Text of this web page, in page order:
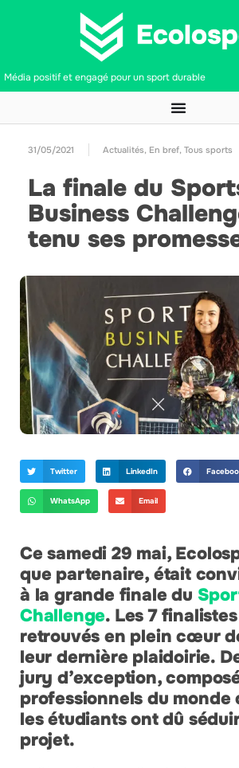
Média positif et engagé pour un sport durable
31/05/2021 Actualités, En bref, Tous sports
La finale du
Business
tenu ses
Twitter LinkedIn
WhatsApp Email
Ce samedi 29 mai,
que partenaire, était
à la grande finale du
Challenge. Les 7
retrouvés en plein cœur
leur dernière plaidoirie.
jury d’exception,
professionnels du monde
les étudiants ont dû
projet.